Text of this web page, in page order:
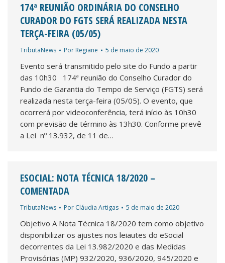
174ª REUNIÃO ORDINÁRIA DO CONSELHO
CURADOR DO FGTS SERÁ REALIZADA NESTA
TERÇA-FEIRA (05/05)
TributaNews Por Regiane 5 de maio de 2020
Evento será transmitido pelo site do Fundo a partir
das 10h30 174ª reunião do Conselho Curador do
Fundo de Garantia do Tempo de Serviço (FGTS) será
realizada nesta terça-feira (05/05). O evento, que
ocorrerá por videoconferência, terá início às 10h30
com previsão de término às 13h30. Conforme prevê
a Lei nº 13.932, de 11 de…
ESOCIAL: NOTA TÉCNICA 18/2020 –
COMENTADA
TributaNews Por Cláudia Artigas 5 de maio de 2020
Objetivo A Nota Técnica 18/2020 tem como objetivo
disponibilizar os ajustes nos leiautes do eSocial
decorrentes da Lei 13.982/2020 e das Medidas
Provisórias (MP) 932/2020, 936/2020, 945/2020 e